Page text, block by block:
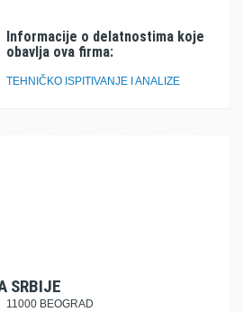
Informacije o delatnostima koje
obavlja ova firma:
TEHNIČKO ISPITIVANJE I ANALIZE
SRBIJE
11000 BEOGRAD